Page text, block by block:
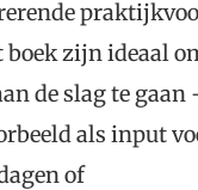
boek zijn ideaal
de slag te gaan
als input
of